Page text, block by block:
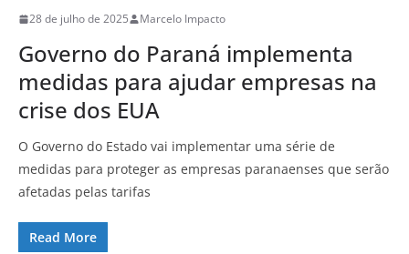
28 de julho de 2025 Marcelo Impacto
Governo do Paraná implementa
medidas para ajudar empresas na
crise dos EUA
O Governo do Estado vai implementar uma série de
medidas para proteger as empresas paranaenses que serão
afetadas pelas tarifas
Read More